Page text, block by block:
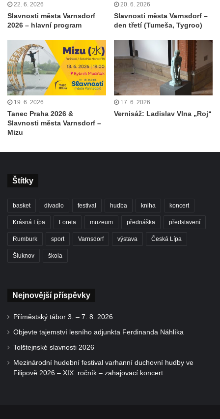
22. 6. 2026
Slavnosti města Varnsdorf
2026 – hlavní program
20. 6. 2026
Slavnosti města Varnsdorf –
den třetí (Tumeša, Tygroo)
19. 6. 2026
Tanec Praha 2026 &
Slavnosti města Varnsdorf –
Mizu
17. 6. 2026
Vernisáž: Ladislav Vlna „Roj“
Štítky
basket divadlo festival hudba kniha koncert
Krásná Lípa Loreta muzeum přednáška představení
Rumburk sport Varnsdorf výstava Česká Lípa
Šluknov škola
Nejnovější příspěvky
Příměstský tábor 3. – 7. 8. 2026
Objevte tajemství lesního adjunkta Ferdinanda Náhlíka
Tolštejnské slavnosti 2026
Mezinárodní hudební festival varhanní duchovní hudby ve
Filipově 2026 – XIX. ročník – zahajovací koncert